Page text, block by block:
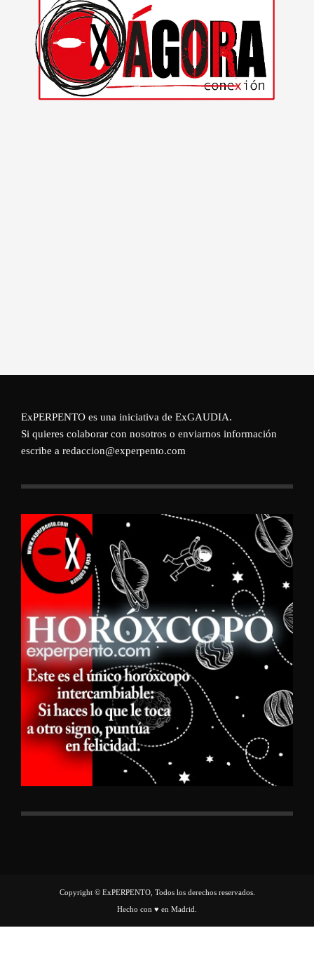
ExPERPENTO es una iniciativa de ExGAUDIA.
Si quieres colaborar con nosotros o enviarnos información
escribe a redaccion@experpento.com
Copyright © ExPERPENTO, Todos los derechos reservados.
Hecho con ♥ en Madrid.